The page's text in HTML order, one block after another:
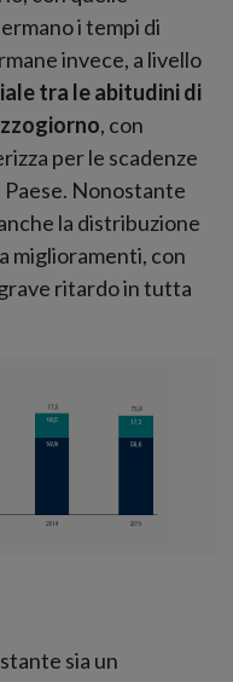
i tempi di
invece, a livello
tra le abitudini di
, con
per le scadenze
Nonostante
la distribuzione
miglioramenti, con
ritardo in tutta
sia un